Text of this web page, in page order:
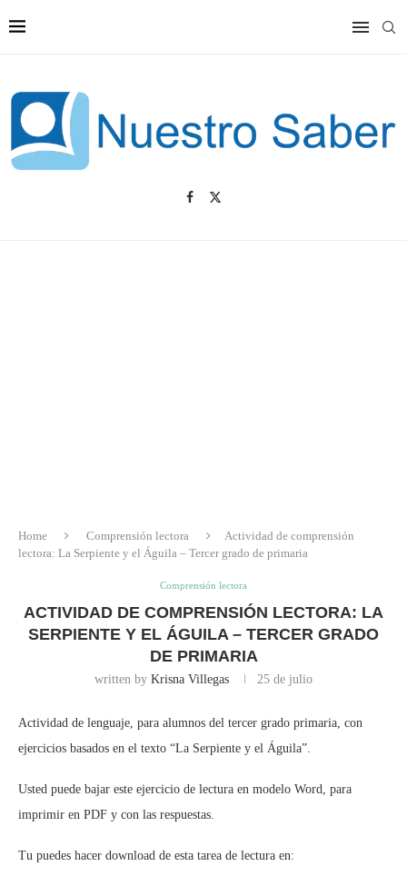
Home Comprensión lectora
Actividad de comprensión
lectora: La Serpiente y el Águila – Tercer grado de primaria
Comprensión lectora
ACTIVIDAD DE COMPRENSIÓN LECTORA: LA
SERPIENTE Y EL ÁGUILA – TERCER GRADO
DE PRIMARIA
written by Krisna Villegas 25 de julio
Actividad de lenguaje, para alumnos del tercer grado primaria, con
ejercicios basados en el texto “La Serpiente y el Águila”.
Usted puede bajar este ejercicio de lectura en modelo Word, para
imprimir en PDF y con las respuestas.
Tu puedes hacer download de esta tarea de lectura en: